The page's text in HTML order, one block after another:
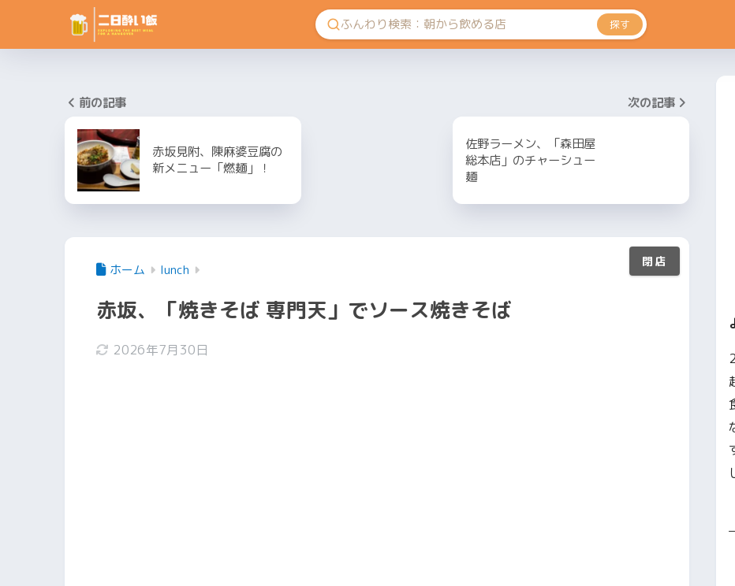
探す
前の記事
赤坂見附、陳麻婆豆腐の
新メニュー「燃麺」！
次の記事
佐野ラーメン、「森田屋
総本店」のチャーシュー
麺
ホーム lunch
赤坂、「焼きそば 専門天」でソース焼きそば
2026年7月30日